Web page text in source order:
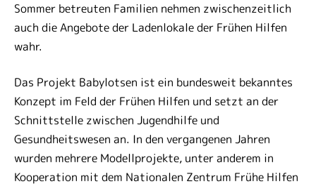
Sommer betreuten Familien nehmen zwischenzeitlich
auch die Angebote der Ladenlokale der Frühen Hilfen
wahr.
Das Projekt Babylotsen ist ein bundesweit bekanntes
Konzept im Feld der Frühen Hilfen und setzt an der
Schnittstelle zwischen Jugendhilfe und
Gesundheitswesen an. In den vergangenen Jahren
wurden mehrere Modellprojekte, unter anderem in
Kooperation mit dem Nationalen Zentrum Frühe Hilfen